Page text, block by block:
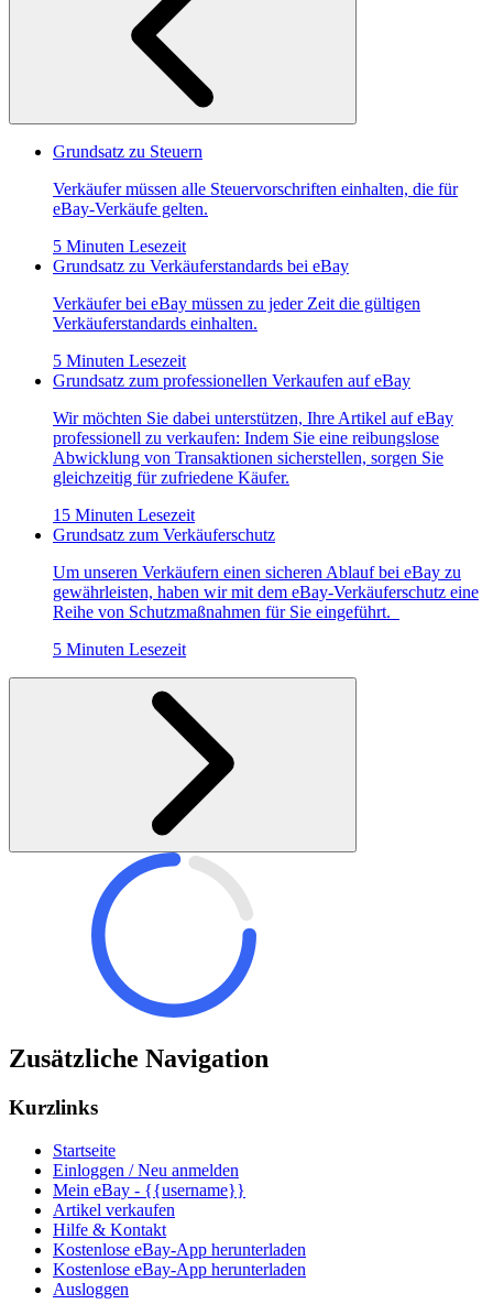
Grundsatz zu Steuern
Verkäufer müssen alle Steuervorschriften einhalten, die für
eBay-Verkäufe gelten.
5 Minuten Lesezeit
Grundsatz zu Verkäuferstandards bei eBay
Verkäufer bei eBay müssen zu jeder Zeit die gültigen
Verkäuferstandards einhalten.
5 Minuten Lesezeit
Grundsatz zum professionellen Verkaufen auf eBay
Wir möchten Sie dabei unterstützen, Ihre Artikel auf eBay
professionell zu verkaufen: Indem Sie eine reibungslose
Abwicklung von Transaktionen sicherstellen, sorgen Sie
gleichzeitig für zufriedene Käufer.
15 Minuten Lesezeit
Grundsatz zum Verkäuferschutz
Um unseren Verkäufern einen sicheren Ablauf bei eBay zu
gewährleisten, haben wir mit dem eBay-Verkäuferschutz eine
Reihe von Schutzmaßnahmen für Sie eingeführt.
5 Minuten Lesezeit
Zusätzliche Navigation
Kurzlinks
Startseite
Einloggen / Neu anmelden
Mein eBay - {{username}}
Artikel verkaufen
Hilfe & Kontakt
Kostenlose eBay-App herunterladen
Kostenlose eBay-App herunterladen
Ausloggen